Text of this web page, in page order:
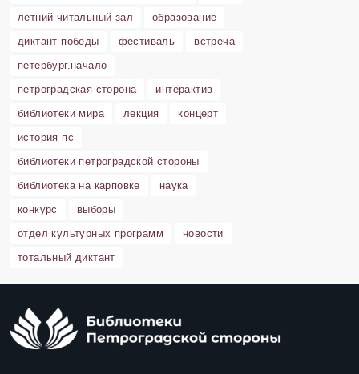
летний читальный зал
образование
диктант победы
фестиваль
встреча
петербург.начало
петроградская сторона
интерактив
библиотеки мира
лекция
концерт
история пс
библиотеки петроградской стороны
библиотека на карповке
наука
конкурс
выборы
отдел культурных программ
новости
тотальный диктант